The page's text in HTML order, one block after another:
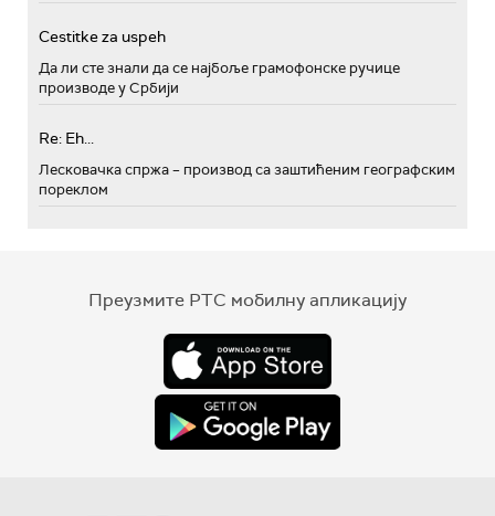
Cestitke za uspeh
Да ли сте знали да се најбоље грамофонске ручице
производе у Србији
Re: Eh...
Лесковачка спржа – производ са заштићеним географским
пореклом
Преузмите РТС мобилну апликацију